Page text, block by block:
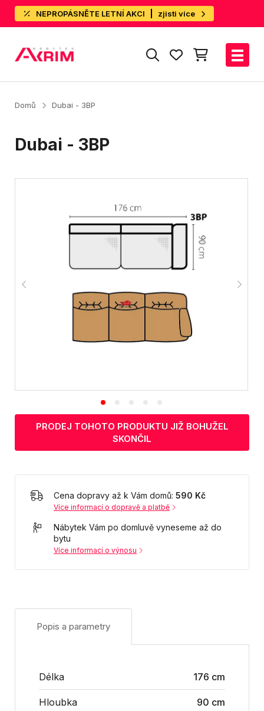
NEPROPÁSNĚTE LETNÍ AKCI zjisti více
Domů Dubai - 3BP
Dubai - 3BP
PRODEJ TOHOTO PRODUKTU JIŽ BOHUŽEL
SKONČIL
Cena dopravy až k Vám domů: 590 Kč
Více informací o dopravě a platbě
Nábytek Vám po domluvě vyneseme až do
bytu
Více informací o výnosu
Popis a parametry
Délka 176 cm
Hloubka 90 cm